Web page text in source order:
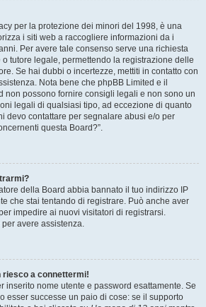
per la protezione dei minori del 1998, è una
i siti web a raccogliere informazioni da i
Per avere tale consenso serve una richiesta
tutore legale, permettendo la registrazione delle
Se hai dubbi o incertezze, mettiti in contatto con
Nota bene che phpBB Limited e il
non possono fornire consigli legali e non sono un
legali di qualsiasi tipo, ad eccezione di quanto
devo contattare per segnalare abusi e/o per
questa Board?”.
della Board abbia bannato il tuo indirizzo IP
che stai tentando di registrare. Può anche aver
impedire ai nuovi visitatori di registrarsi.
avere assistenza.
riesco a connettermi!
inserito nome utente e password esattamente. Se
esser successe un paio di cose: se il supporto